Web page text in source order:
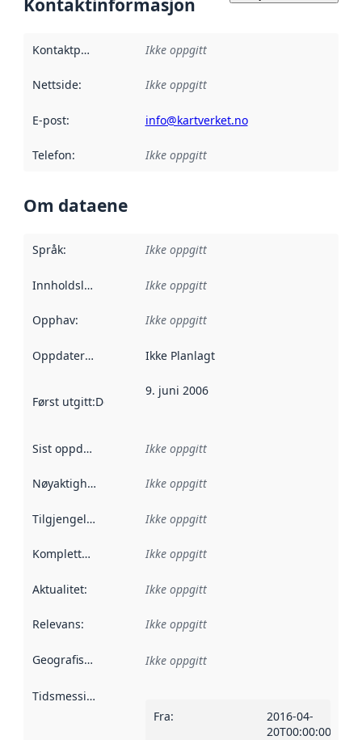
Kontaktinformasjon
Kontaktpunkt Ikke oppgitt
Nettside: Ikke oppgitt
E-post: info@kartverket.no
Telefon: Ikke oppgitt
Om dataene
Språk: Ikke oppgitt
Innholdsleverandører :
Ikke oppgitt
Opphav: Ikke oppgitt
Oppdateringsfrekvens :
Ikke Planlagt
Først utgitt:Denne datoen sier når dataene i dette
9. juni 2006
Sist oppdatert Ikke oppgitt
Nøyaktighet Ikke oppgitt
Tilgjengelighet Ikke oppgitt
Kompletthet Ikke oppgitt
Aktualitet: Ikke oppgitt
Relevans: Ikke oppgitt
Geografisk avgrensning :
Ikke oppgitt
Tidsmessig avgrensning
Fra:
2016-04-
20T00:00:00Z